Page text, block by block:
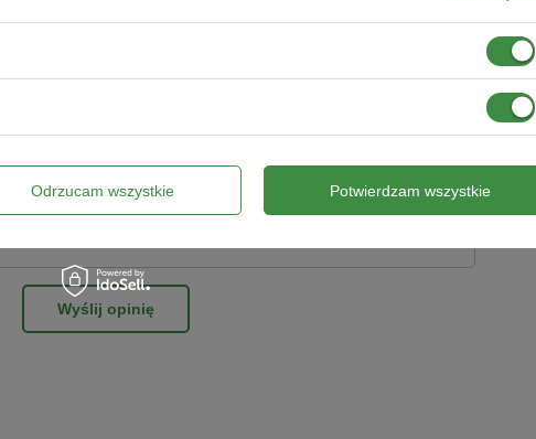
Wyślij opinię
Odrzucam wszystkie Potwierdzam wszystkie